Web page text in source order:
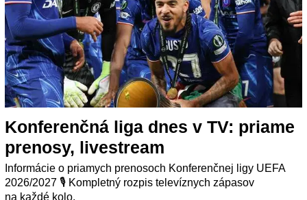
Konferenčná liga dnes v TV: priame
prenosy, livestream
Informácie o priamych prenosoch Konferenčnej ligy UEFA
2026/2027 🎙️ Kompletný rozpis televíznych zápasov
na každé kolo.